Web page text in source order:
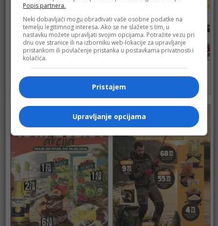
BINGO
do 16.08.2026.
BINGO
do 16.08.2026.
128
Popis partnera.
Neki dobavljači mogu obrađivati vaše osobne podatke na
temelju legitimnog interesa. Ako se ne slažete s tim, u
nastavku možete upravljati svojim opcijama. Potražite vezu pri
dnu ove stranice ili na izborniku web-lokacije za upravljanje
pristankom ili povlačenje pristanka u postavkama privatnosti i
kolačića.
Pristajem
Upravljanje opcijama